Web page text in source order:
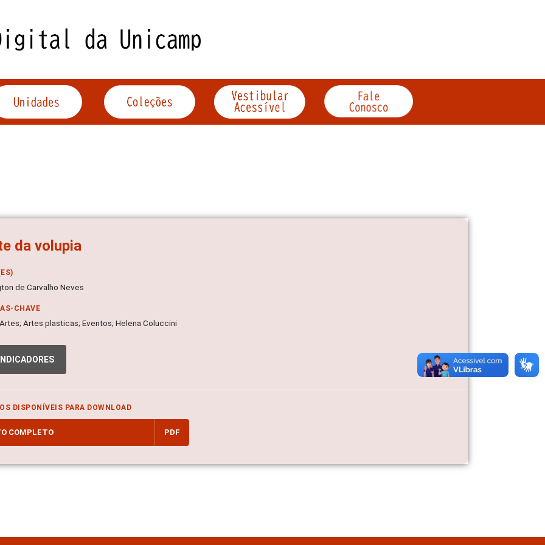
da volupia
de Carvalho Neves
CHAVE
Artes plasticas; Eventos; Helena Coluccini
INDICADORES
DISPONÍVEIS PARA DOWNLOAD
COMPLETO PDF